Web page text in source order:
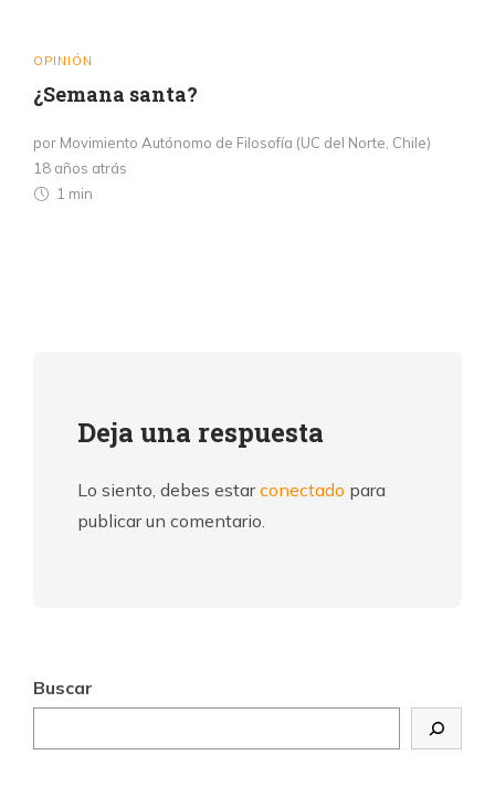
OPINIÓN
¿Semana santa?
por Movimiento Autónomo de Filosofía (UC del Norte, Chile)
18 años atrás
1 min
Deja una respuesta
Lo siento, debes estarconectado para
publicar un comentario.
Buscar